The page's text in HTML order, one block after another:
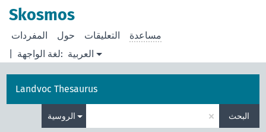
Skosmos
لغة الواجهة: العربية
المفردات حول التعليقات مساعدة
Landvoc Thesaurus
الروسية × البحث